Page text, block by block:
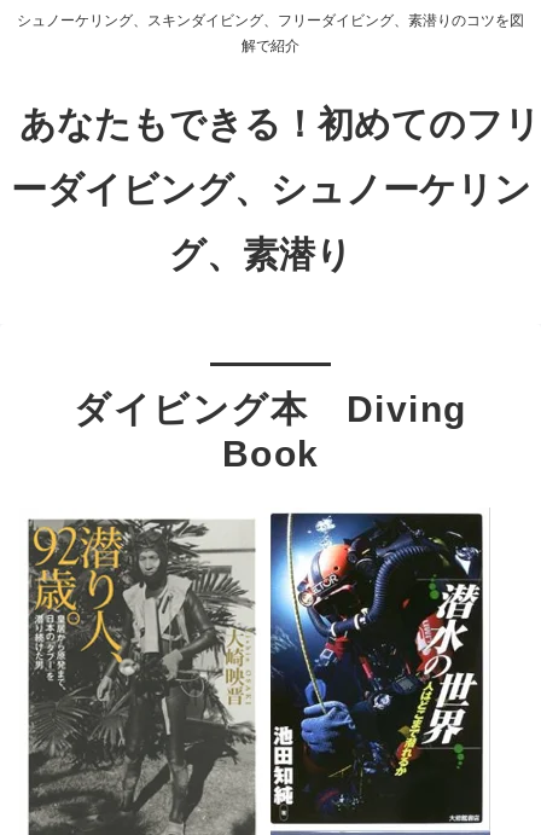
シュノーケリング、スキンダイビング、フリーダイビング、素潜りのコツを図
解で紹介
あなたもできる！初めてのフリ
ーダイビング、シュノーケリン
グ、素潜り
ダイビング本 Diving
Book